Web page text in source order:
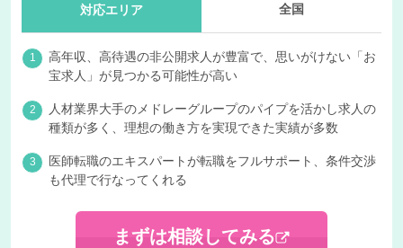
対応エリア 全国
高年収、高待遇の非公開求人が豊富で、思いがけない「お
宝求人」が見つかる可能性が高い
人材業界大手のメドレーグループのパイプを活かし求人の
種類が多く、理想の働き方を実現できた実績が多数
医師転職のエキスパートが転職をフルサポート、条件交渉
も代理で行なってくれる
まずは相談してみる